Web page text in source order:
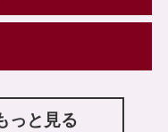
っと見る